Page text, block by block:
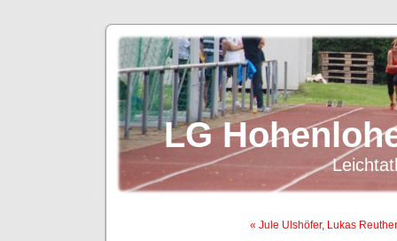
LG
« Jule Ulshöfer, Lukas